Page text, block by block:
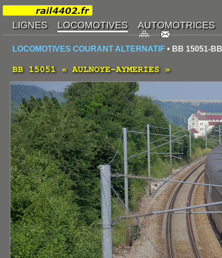
LOCOMOTIVES COURANT ALTERNATIF • BB 15051-
BB 15051 « AULNOYE-AYMERIES »